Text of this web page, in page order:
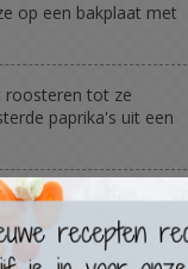
op een bakplaat met
roosteren tot ze
paprika's uit een
pan in een scheutje